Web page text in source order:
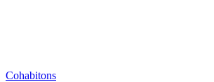
Cohabitons